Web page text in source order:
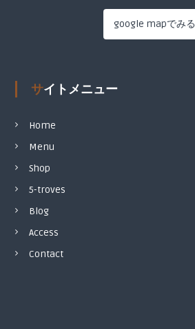
google mapでみる
サイトメニュー
Home
Menu
Shop
5-troves
Blog
Access
Contact